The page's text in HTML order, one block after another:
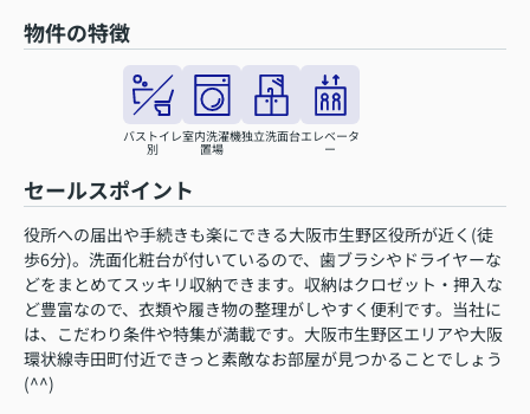
物件の特徴
バストイレ
別
室内洗濯機
置場
独立洗面台エレベータ
ー
セールスポイント
役所への届出や手続きも楽にできる大阪市生野区役所が近く(徒
歩6分)。洗面化粧台が付いているので、歯ブラシやドライヤーな
どをまとめてスッキリ収納できます。収納はクロゼット・押入な
ど豊富なので、衣類や履き物の整理がしやすく便利です。当社に
は、こだわり条件や特集が満載です。大阪市生野区エリアや大阪
環状線寺田町付近できっと素敵なお部屋が見つかることでしょう
(^^)